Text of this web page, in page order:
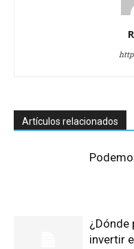
Artículos relacionados
¿Dónde
invertir